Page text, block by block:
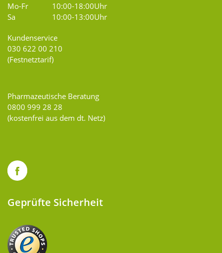
Mo-Fr
10:00-18:00Uhr
Sa
10:00-13:00Uhr
Kundenservice
030 622 00 210
(Festnetztarif)
Pharmazeutische Beratung
0800 999 28 28
(kostenfrei aus dem dt. Netz)
Geprüfte Sicherheit